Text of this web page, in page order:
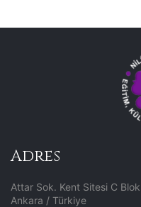
Adres
Attar Sok. Kent Sitesi C
Ankara / Türkiye